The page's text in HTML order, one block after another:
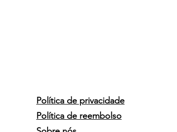
Política de privacidade
Política de reembolso